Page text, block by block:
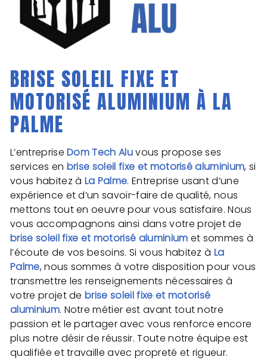
BRISE SOLEIL FIXE ET
MOTORISÉ ALUMINIUM À LA
PALME
L’entrepriseDom Tech Aluvous propose ses
services en brise soleil fixe et motorisé aluminium, si
vous habitez à La Palme. Entreprise usant d’une
expérience et d’un savoir-faire de qualité, nous
mettons tout en oeuvre pour vous satisfaire. Nous
vous accompagnons ainsi dans votre projet de
brise soleil fixe et motorisé aluminium et sommes à
l’écoute de vos besoins. Si vous habitez à La
Palme, nous sommes à votre disposition pour vous
transmettre les renseignements nécessaires à
votre projet debrise soleil fixe et motorisé
aluminium. Notre métier est avant tout notre
passion et le partager avec vous renforce encore
plus notre désir de réussir. Toute notre équipe est
qualifiée et travaille avec propreté et rigueur.